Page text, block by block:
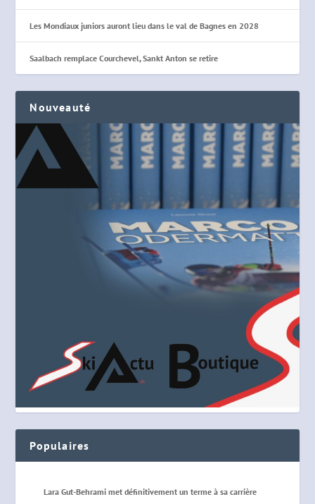
Les Mondiaux juniors auront lieu dans le val de Bagnes en 2028
Saalbach remplace Courchevel, Sankt Anton se retire
Nouveauté
Populaires
Lara Gut-Behrami met définitivement un terme à sa carrière